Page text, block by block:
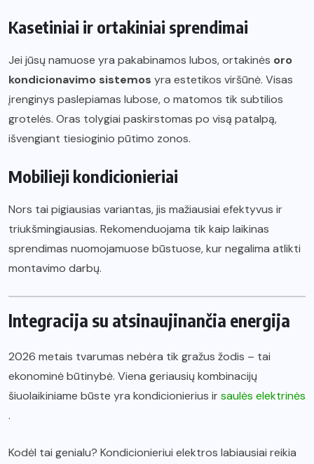
Kasetiniai ir ortakiniai sprendimai
Jei jūsų namuose yra pakabinamos lubos, ortakinės oro
kondicionavimo sistemos yra estetikos viršūnė. Visas
įrenginys paslepiamas lubose, o matomos tik subtilios
grotelės. Oras tolygiai paskirstomas po visą patalpą,
išvengiant tiesioginio pūtimo zonos.
Mobilieji kondicionieriai
Nors tai pigiausias variantas, jis mažiausiai efektyvus ir
triukšmingiausias. Rekomenduojama tik kaip laikinas
sprendimas nuomojamuose būstuose, kur negalima atlikti
montavimo darbų.
Integracija su atsinaujinančia energija
2026 metais tvarumas nebėra tik gražus žodis – tai
ekonominė būtinybė. Viena geriausių kombinacijų
šiuolaikiniame būste yra kondicionierius irsaulės elektrinės
.
Kodėl tai genialu? Kondicionieriui elektros labiausiai reikia